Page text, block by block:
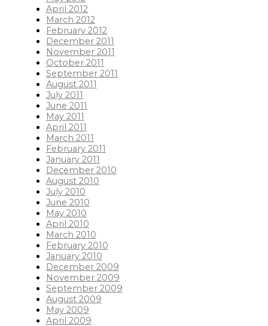
April 2012
March 2012
February 2012
December 2011
November 2011
October 2011
September 2011
August 2011
July 2011
June 2011
May 2011
April 2011
March 2011
February 2011
January 2011
December 2010
August 2010
July 2010
June 2010
May 2010
April 2010
March 2010
February 2010
January 2010
December 2009
November 2009
September 2009
August 2009
May 2009
April 2009